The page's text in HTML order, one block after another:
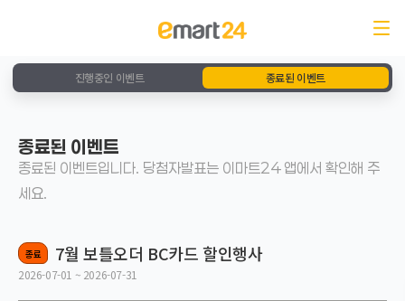
진행중인 이벤트 종료된 이벤트
종료된 이벤트
종료된 이벤트입니다. 당첨자발표는 이마트24 앱에서 확인해 주
세요.
종료 7월 보틀오더 BC카드 할인행사
2026-07-01 ~ 2026-07-31